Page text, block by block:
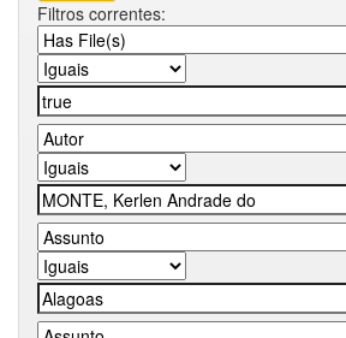
Filtros correntes: